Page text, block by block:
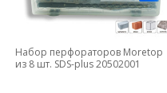
Набор перфораторов Moretop
из 8 шт. SDS-plus 20502001